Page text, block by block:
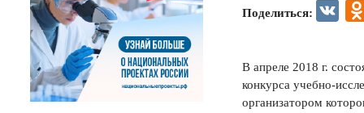
Поделиться: VK
В апреле 2018 г.
конкурса учебно-
организатором